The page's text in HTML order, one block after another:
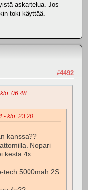
askartelua. Jos
toki käyttää.
#4492
06.48
- klo: 23.20
kanssa??
Nopari
kestä 4s
tech 5000mah 2S